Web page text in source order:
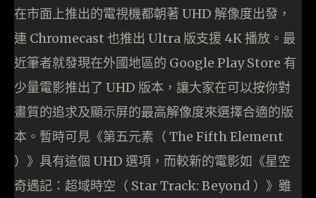
在市面上推出的電視機都朝著 UHD 解像度出發，
連 Chromecast 也推出 Ultra 版支援 4K 播放。最
近筆者就發現在外國地區的 Google Play Store 有
少量電影推出了 UHD 版本，讓大家在可以按你對
畫質的追求及顯示屏的最高解像度來選擇合適的版
本。暫時可見《第五元素（ The Fifth Element
）》具有這個 UHD 選項，而較新的電影如《星空
奇遇記：超域時空（ Star Track: Beyond ）》雖